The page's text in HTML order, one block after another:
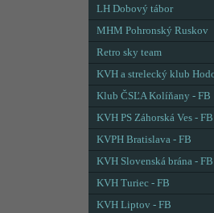
LH Dobový tábor
MHM Pohronský Ruskov
Retro sky team
KVH a strelecký klub
Klub ČSĽA Kolíňany - FB
KVH PS Záhorská Ves - FB
KVPH Bratislava - FB
KVH Slovenská brána - FB
KVH Turiec - FB
KVH Liptov - FB